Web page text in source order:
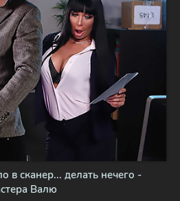
в сканер... делать нечего -
Валю